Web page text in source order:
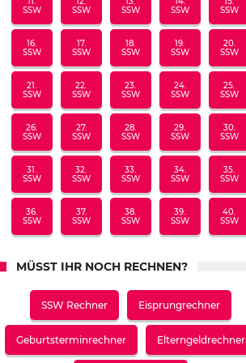
SSW
SSW
SSW
SSW
SSW
16.
SSW
17.
SSW
18.
SSW
19.
SSW
20.
SSW
21.
SSW
22.
SSW
23.
SSW
24.
SSW
25.
SSW
26.
SSW
27.
SSW
28.
SSW
29.
SSW
30.
SSW
31.
SSW
32.
SSW
33.
SSW
34.
SSW
35.
SSW
36.
SSW
37.
SSW
38.
SSW
39.
SSW
40.
SSW
MÜSST IHR NOCH RECHNEN?
SSW Rechner Eisprungrechner
Geburtsterminrechner Elterngeldrechner